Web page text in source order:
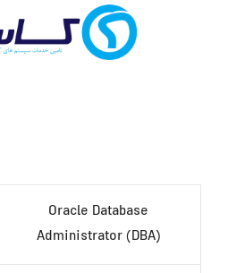
Oracle Database
Administrator (DBA)